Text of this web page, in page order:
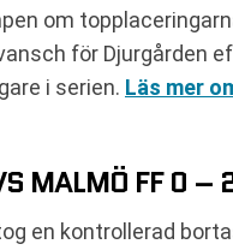
om
för Djurgården
i serien. Läs mer
MALMÖ FF 0 –
en kontrollerad